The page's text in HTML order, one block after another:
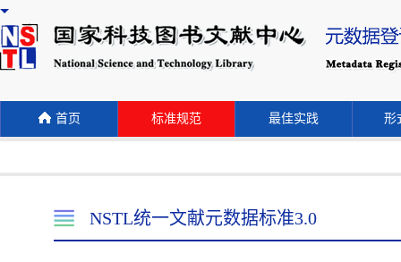
首页 标准规范 最佳实践 形
NSTL统一文献元数据标准3.0